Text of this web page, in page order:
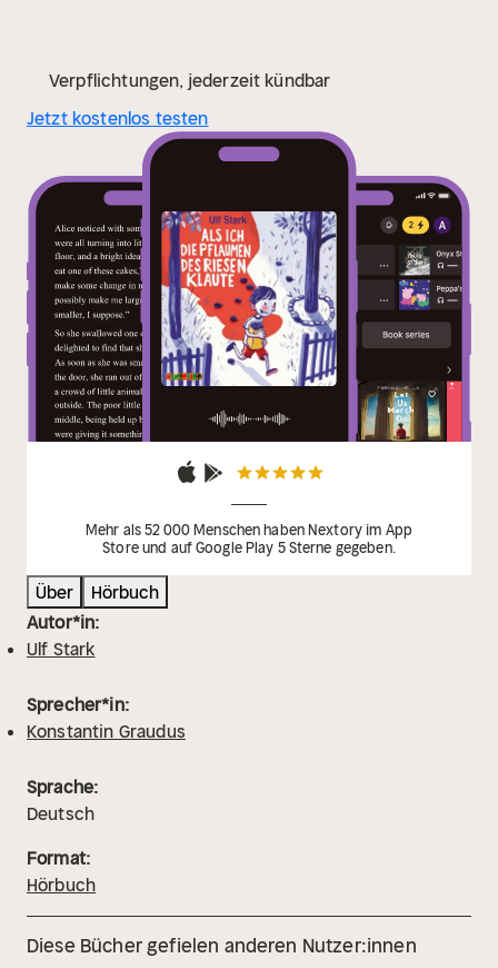
Verpflichtungen, jederzeit kündbar
Jetzt kostenlos testen
Mehr als 52 000 Menschen haben Nextory im App
Store und auf Google Play 5 Sterne gegeben.
Über
Hörbuch
Autor*in:
Ulf Stark
Sprecher*in:
Konstantin Graudus
Sprache:
Deutsch
Format:
Hörbuch
Diese Bücher gefielen anderen Nutzer:innen